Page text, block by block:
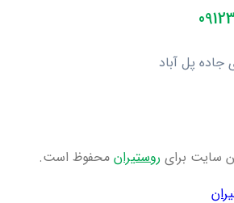
جاده پل آباد
سایت برای روستیران محفوظ است.